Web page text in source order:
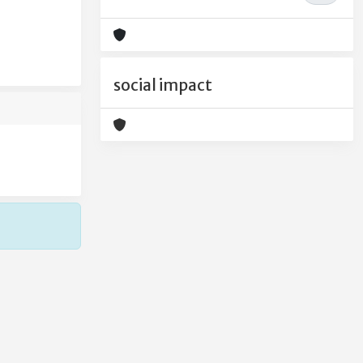
social impact